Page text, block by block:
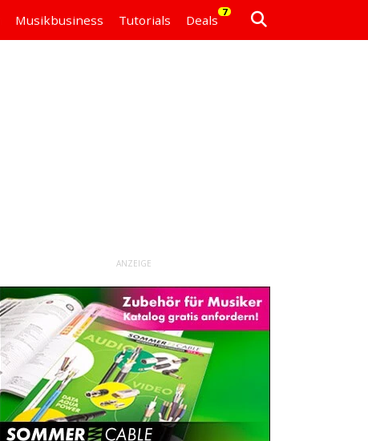
Musikbusiness Tutorials Deals
7
ANZEIGE